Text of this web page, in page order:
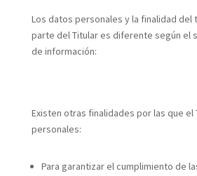
Los datos personales y la finalidad
parte del Titular es diferente según el
de información:
Existen otras finalidades por las que
personales:
Para garantizar el cumplimiento de